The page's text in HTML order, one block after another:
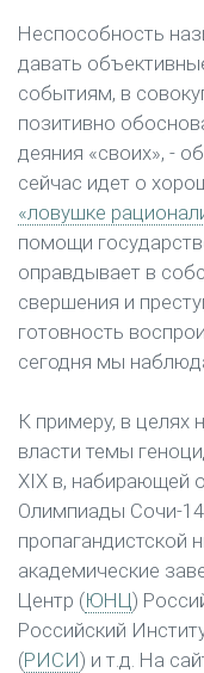
Неспособность
давать
событиям, в
позитивно
деяния «своих», -
сейчас идет о
«ловушке
помощи
оправдывает в
свершения и
готовность
сегодня мы
К примеру, в целях
власти темы
XIX в, набирающей
Олимпиады Сочи-
пропагандистской
академические
Центр (ЮНЦ)
Российский
(РИСИ) и т.д. На